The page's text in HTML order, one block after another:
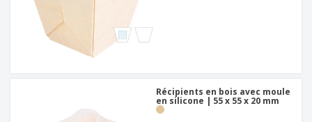
Récipients en bois avec moule
en silicone | 55 x 55 x 20 mm